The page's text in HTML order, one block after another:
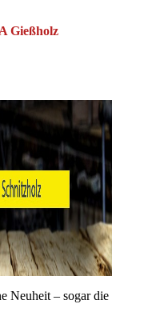
Gießholz
Neuheit – sogar die